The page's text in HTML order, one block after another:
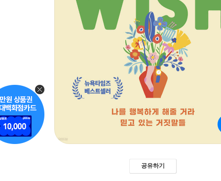
공유하기